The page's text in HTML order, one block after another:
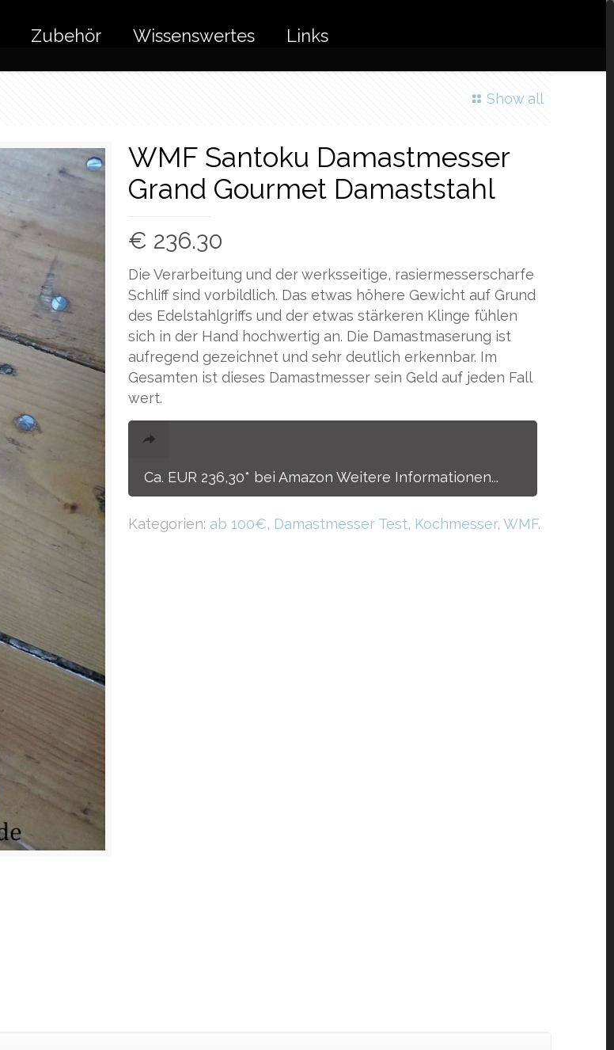
Zubehör Wissenswertes Links
Show all
WMF Santoku Damastmesser
Grand Gourmet Damaststahl
€ 236.30
Die Verarbeitung und der werksseitige, rasiermesserscharfe
Schliff sind vorbildlich. Das etwas höhere Gewicht auf Grund
des Edelstahlgriffs und der etwas stärkeren Klinge fühlen
sich in der Hand hochwertig an. Die Damastmaserung ist
aufregend gezeichnet und sehr deutlich erkennbar. Im
Gesamten ist dieses Damastmesser sein Geld auf jeden Fall
wert.
Ca. EUR 236,30* bei Amazon Weitere Informationen...
Kategorien: ab 100€, Damastmesser Test, Kochmesser,WMF.